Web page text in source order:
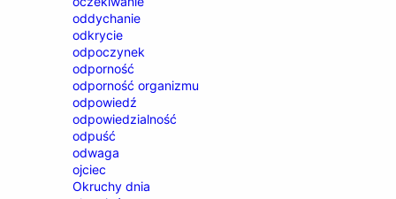
oddychanie
odkrycie
odpoczynek
odporność
odporność organizmu
odpowiedź
odpowiedzialność
odpuść
odwaga
ojciec
Okruchy dnia